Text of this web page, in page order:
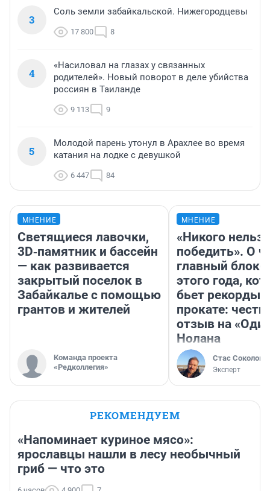
3
Соль земли забайкальской. Нижегородцевы
17 800 8
4
«Насиловал на глазах у связанных
родителей». Новый поворот в деле убийства
россиян в Таиланде
9 113 9
5
Молодой парень утонул в Арахлее во время
катания на лодке с девушкой
6 447 84
МНЕНИЕ
Светящиеся лавочки,
3D‑памятник и бассейн
— как развивается
закрытый поселок в
Забайкалье с помощью
грантов и жителей
Команда проекта
«Редколлегия»
МНЕНИЕ
«Никого нельзя
победить». О
главный
этого года,
бьет рекорды в
прокате:
отзыв на
Нолана
Стас Соколов
Эксперт
РЕКОМЕНДУЕМ
«Напоминает куриное мясо»:
ярославцы нашли в лесу необычный
гриб — что это